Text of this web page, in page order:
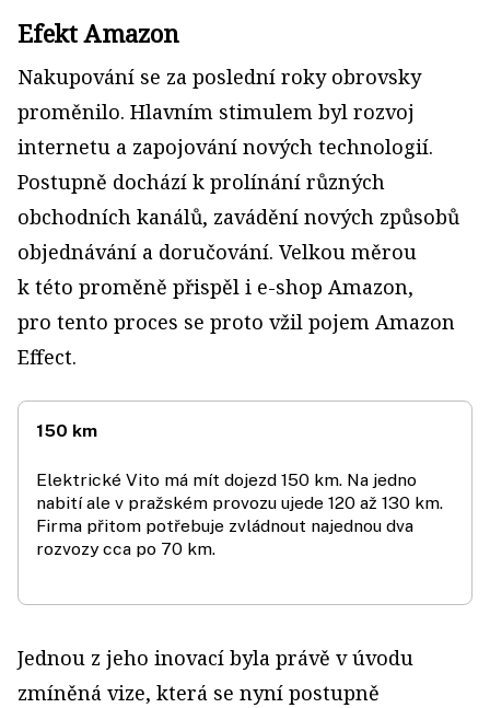
Efekt Amazon
Nakupování se za poslední roky obrovsky
proměnilo. Hlavním stimulem byl rozvoj
internetu a zapojování nových technologií.
Postupně dochází k prolínání různých
obchodních kanálů, zavádění nových způsobů
objednávání a doručování. Velkou měrou
k této proměně přispěl i e­-shop Amazon,
pro tento proces se proto vžil pojem Amazon
Effect.
150 km
Elektrické Vito má mít dojezd 150 km. Na jedno
nabití ale v pražském provozu ujede 120 až 130 km.
Firma přitom potřebuje zvládnout najednou dva
rozvozy cca po 70 km.
Jednou z jeho inovací byla právě v úvodu
zmíněná vize, která se nyní postupně